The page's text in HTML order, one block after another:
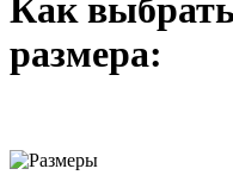
Как выбрать
размера: